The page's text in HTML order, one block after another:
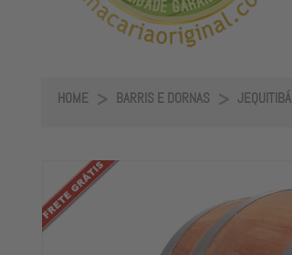
HOME BARRIS E DORNAS JEQUITIBÁ